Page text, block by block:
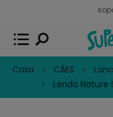
Casa CÃES
Lenda Nature
Superpet,
APP GRATIS -